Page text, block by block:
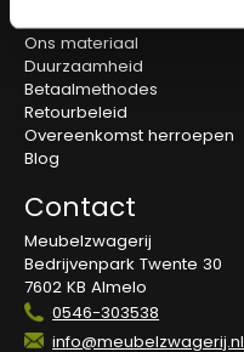
Ons materiaal
Duurzaamheid
Betaalmethodes
Retourbeleid
Overeenkomst herroepen
Blog
Contact
Meubelzwagerij
Bedrijvenpark Twente 30
7602 KB Almelo
0546-303538
info@meubelzwagerij.nl